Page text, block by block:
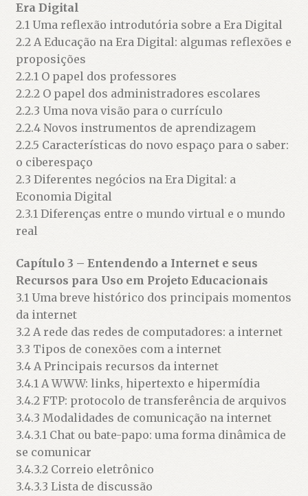
Era Digital
2.1 Uma reflexão introdutória sobre a Era Digital
2.2 A Educação na Era Digital: algumas reflexões e
proposições
2.2.1 O papel dos professores
2.2.2 O papel dos administradores escolares
2.2.3 Uma nova visão para o currículo
2.2.4 Novos instrumentos de aprendizagem
2.2.5 Características do novo espaço para o saber:
o ciberespaço
2.3 Diferentes negócios na Era Digital: a
Economia Digital
2.3.1 Diferenças entre o mundo virtual e o mundo
real
Capítulo 3 – Entendendo a Internet e seus
Recursos para Uso em Projeto Educacionais
3.1 Uma breve histórico dos principais momentos
da internet
3.2 A rede das redes de computadores: a internet
3.3 Tipos de conexões com a internet
3.4 A Principais recursos da internet
3.4.1 A WWW: links, hipertexto e hipermídia
3.4.2 FTP: protocolo de transferência de arquivos
3.4.3 Modalidades de comunicação na internet
3.4.3.1 Chat ou bate-papo: uma forma dinâmica de
se comunicar
3.4.3.2 Correio eletrônico
3.4.3.3 Lista de discussão